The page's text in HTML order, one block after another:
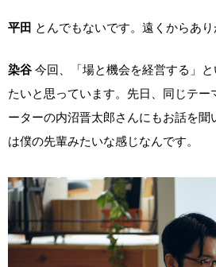
平田 とんでもないです。遠くからあり
染谷 今回、「場と機会を経営する」
たいと思っています。先日、同じテー
ーターの内沼晋太郎さんにもお話を聞
は僕の先輩みたいな感じなんです。